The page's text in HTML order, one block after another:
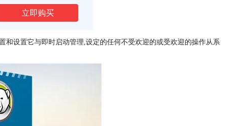
立即购买
和设置它与即时启动管理,设定的任何不受欢迎的或受欢迎的操作从系